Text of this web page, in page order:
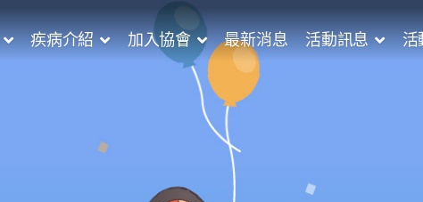
疾病介紹 加入協會 最新消息 活動訊息 活